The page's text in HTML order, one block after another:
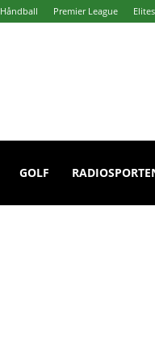
Håndball Premier League
GOLF